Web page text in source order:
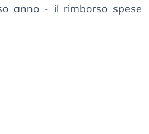
anno - il rimborso spese